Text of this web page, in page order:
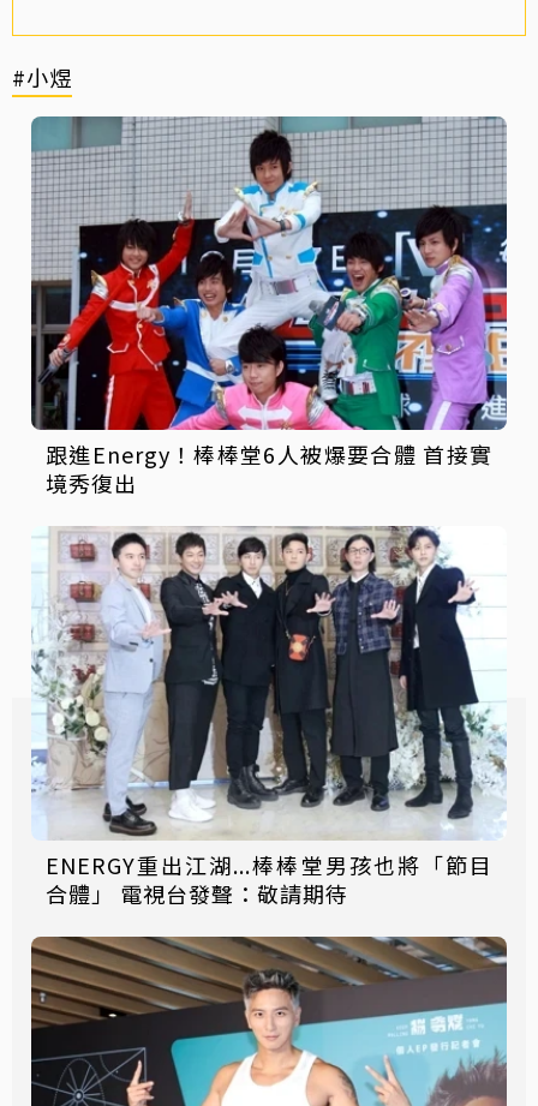
#小煜
跟進Energy！棒棒堂6人被爆要合體 首接實
境秀復出
ENERGY重出江湖...棒棒堂男孩也將「節目
合體」 電視台發聲：敬請期待